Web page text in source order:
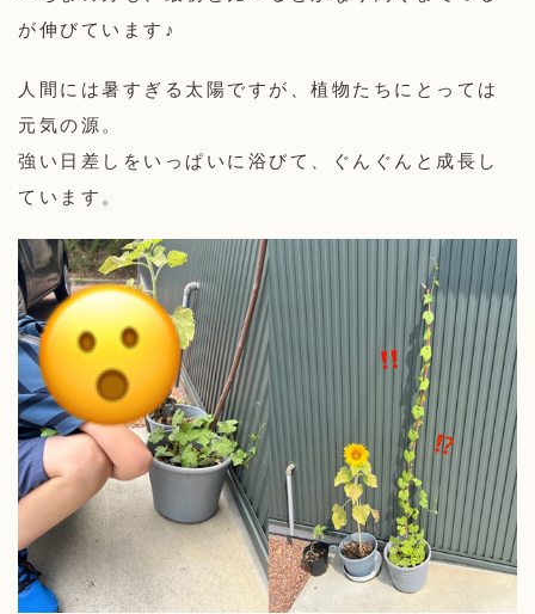
が伸びています♪
人間には暑すぎる太陽ですが、植物たちにとっては
元気の源。
強い日差しをいっぱいに浴びて、ぐんぐんと成長し
ています。